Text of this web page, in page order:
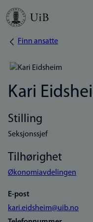
Hopp
Finn ansatte
Kari
Stilling
Seksjonssjef
Tilhørighet
Økonomiavdelingen
E-post
kari.eidsheim@uib.no